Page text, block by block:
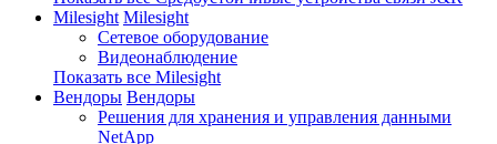
Milesight Milesight
Сетевое оборудование
Видеонаблюдение
Показать все Milesight
Вендоры Вендоры
Решения для хранения и управления данными
NetApp